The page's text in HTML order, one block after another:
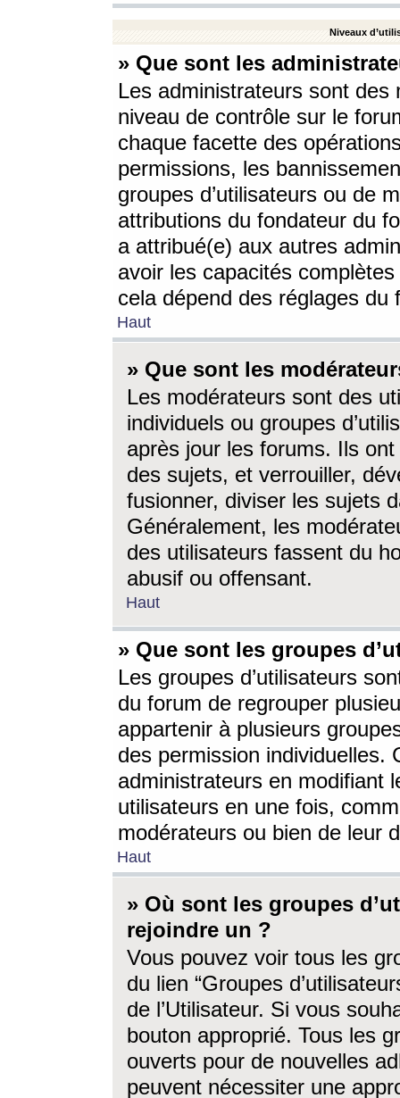
Niveaux
» Que sont les
Les administrateurs sont
niveau de contrôle sur le
chaque facette des
permissions, les
groupes d’utilisateurs ou de
attributions du fondateur du
a attribué(e) aux autres
avoir les capacités
cela dépend des réglages du
Haut
» Que sont les
Les modérateurs sont des
individuels ou groupes
après jour les forums. Ils ont
des sujets, et verrouiller,
fusionner, diviser les sujets
Généralement, les
des utilisateurs fassent du
abusif ou offensant.
Haut
» Que sont les groupes
Les groupes d’utilisateurs
du forum de regrouper
appartenir à plusieurs
des permission individuelles.
administrateurs en modifiant
utilisateurs en une fois,
modérateurs ou bien de leur
Haut
» Où sont les groupes
rejoindre un ?
Vous pouvez voir tous les
du lien “Groupes
de l’Utilisateur. Si vous
bouton approprié. Tous les
ouverts pour de nouvelles
peuvent nécessiter une